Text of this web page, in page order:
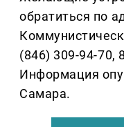
обратиться по
(846) 309-94-70,
Информация
Самара.